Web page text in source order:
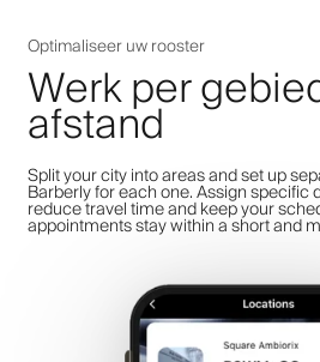
Optimaliseer uw rooster
Werk per
afstand
Split your city into areas and set up
Barberly for each one. Assign specific
reduce travel time and keep your
appointments stay within a short and